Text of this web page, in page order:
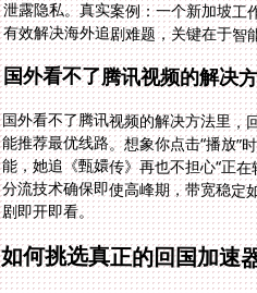
有效解决海外追剧难题，关键在于
国外看不了腾讯视频的解决
国外看不了腾讯视频的解决方法里
剧即开即看。
如何挑选真正的回国加速